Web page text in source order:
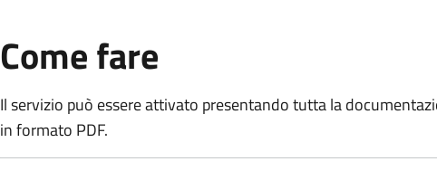
Come fare
Il servizio può essere attivato presentando tutta la
in formato PDF.